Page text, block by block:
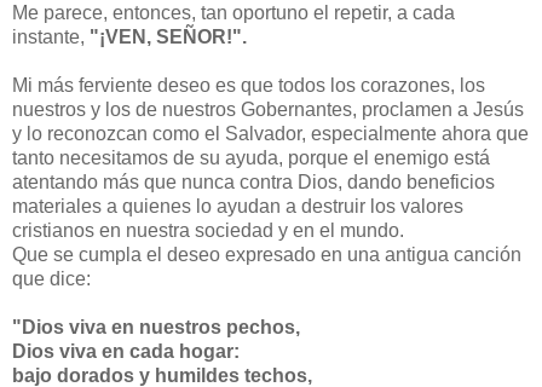
Me parece, entonces, tan oportuno el repetir, a cada
instante, "¡VEN, SEÑOR!".
Mi más ferviente deseo es que todos los corazones, los
nuestros y los de nuestros Gobernantes, proclamen a Jesús
y lo reconozcan como el Salvador, especialmente ahora que
tanto necesitamos de su ayuda, porque el enemigo está
atentando más que nunca contra Dios, dando beneficios
materiales a quienes lo ayudan a destruir los valores
cristianos en nuestra sociedad y en el mundo.
Que se cumpla el deseo expresado en una antigua canción
que dice:
"Dios viva en nuestros pechos,
Dios viva en cada hogar:
bajo dorados y humildes techos,